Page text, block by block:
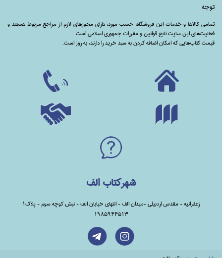
توجه
تمامی‌ کالاها و خدمات این فروشگاه، حسب مورد،‌ دارای مجوزهای لازم از مراجع مربوط هستند ‌و‌‌
فعالیت‌های این سایت تابع قوانین و مقررات جمهوری اسلامی است.
قیمت کتاب‌هایی که امکان اضافه کردن به سبد خرید را دارند،‌ به روز است.
شهرکتاب الف
زعفرانیه - مقدس اردبیلی -میدان الف - انتهای خیابان الف - نبش کوچه سوم - پلاک1
1985944513